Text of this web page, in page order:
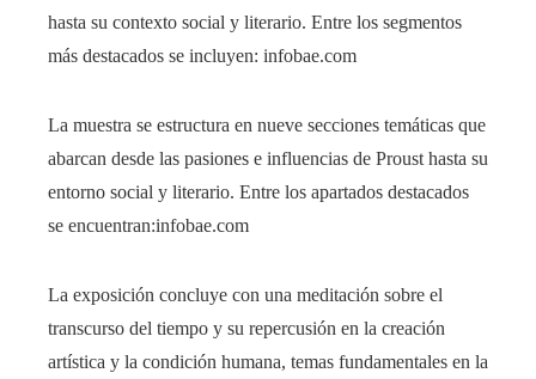
hasta su contexto social y literario. Entre los segmentos
más destacados se incluyen: infobae.com
La muestra se estructura en nueve secciones temáticas que
abarcan desde las pasiones e influencias de Proust hasta su
entorno social y literario. Entre los apartados destacados
se encuentran:​infobae.com
La exposición concluye con una meditación sobre el
transcurso del tiempo y su repercusión en la creación
artística y la condición humana, temas fundamentales en la